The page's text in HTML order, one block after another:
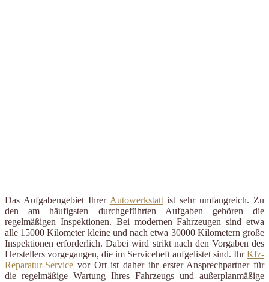
Das Aufgabengebiet Ihrer Autowerkstattist sehr umfangreich. Zu
den am häufigsten durchgeführten Aufgaben gehören die
regelmäßigen Inspektionen. Bei modernen Fahrzeugen sind etwa
alle 15000 Kilometer kleine und nach etwa 30000 Kilometern große
Inspektionen erforderlich. Dabei wird strikt nach den Vorgaben des
Herstellers vorgegangen, die im Serviceheft aufgelistet sind. IhrKfz-
Reparatur-Service vor Ort ist daher ihr erster Ansprechpartner für
die regelmäßige Wartung Ihres Fahrzeugs und außerplanmäßige